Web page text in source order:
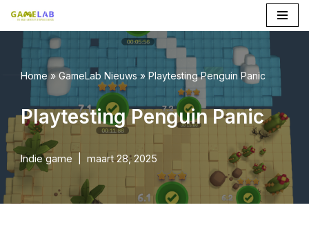
naar
de
inhoud
Home»GameLab Nieuws » Playtesting Penguin Panic
Playtesting Penguin Panic
Indie game maart 28, 2025